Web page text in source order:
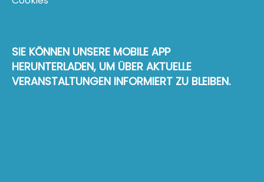
SIE KÖNNEN UNSERE MOBILE APP
HERUNTERLADEN, UM ÜBER AKTUELLE
VERANSTALTUNGEN INFORMIERT ZU BLEIBEN.